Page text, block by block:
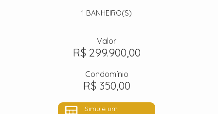
1 BANHEIRO(S)
Valor
R$ 299.900,00
Condomínio
R$ 350,00
Simule um